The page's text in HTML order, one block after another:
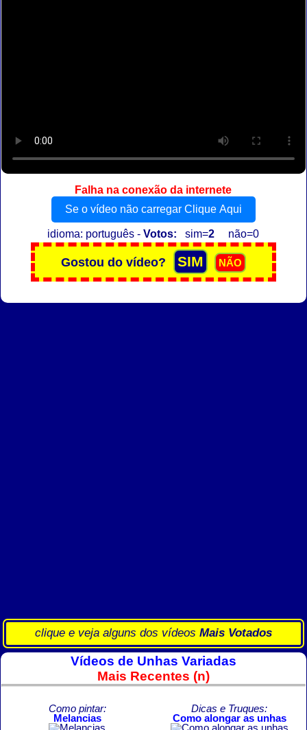
Falha na conexão da internete
Se o vídeo não carregar Clique Aqui
idioma: português -Votos: sim=2 não=0
clique e veja alguns dos vídeos Mais Votados
Vídeos de Unhas Variadas
Mais Recentes (n)
Como pintar:
Melancias
Dicas e Truques:
Como alongar as unhas